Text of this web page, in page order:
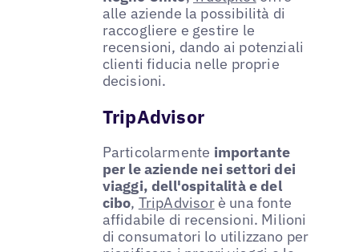
alle aziende la possibilità di
raccogliere e gestire le
recensioni, dando ai potenziali
clienti fiducia nelle proprie
decisioni.
TripAdvisor
Particolarmente importante
per le aziende nei settori dei
viaggi, dell'ospitalità e del
cibo, TripAdvisorè una fonte
affidabile di recensioni. Milioni
di consumatori lo utilizzano per